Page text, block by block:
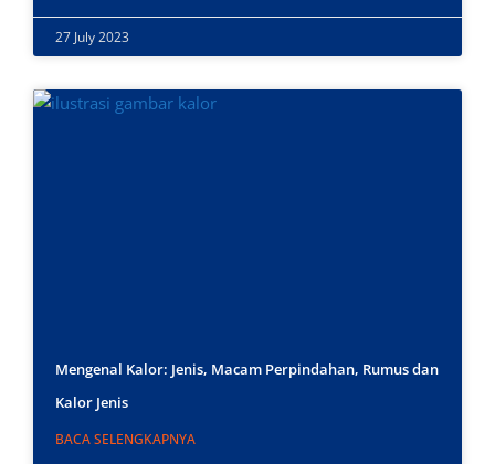
27 July 2023
Mengenal Kalor: Jenis, Macam Perpindahan, Rumus dan
Kalor Jenis
BACA SELENGKAPNYA